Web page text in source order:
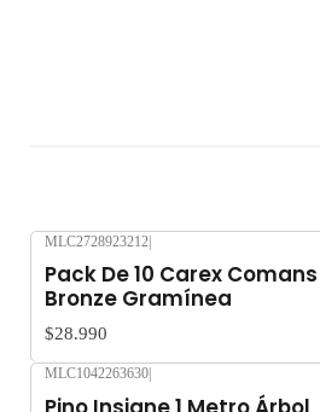
MLC2728923212
Pack De 10 Carex Comans
Bronze Gramínea
$28.990
MLC1042263630